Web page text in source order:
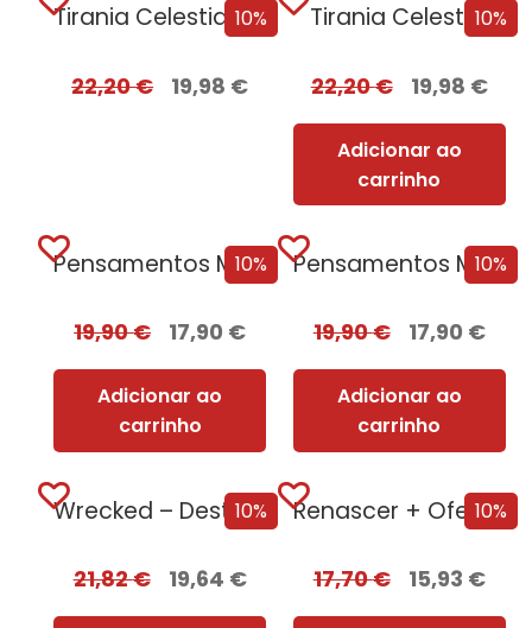
10%
Tirania Celestial + Oferta GILD
22,20€ 19,98 €
10%
Tirania Celestial
22,20€ 19,98 €
Adicionar ao
carrinho
10%
Pensamentos Malignos + Oferta A Pequena Livraria...
19,90€ 17,90 €
Adicionar ao
carrinho
10%
Pensamentos Malignos
19,90€ 17,90 €
Adicionar ao
carrinho
10%
Wrecked – Destruição e Ruína
21,82€ 19,64 €
10%
Renascer + Oferta Corpus
17,70€ 15,93 €